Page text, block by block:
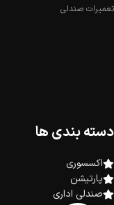
تعمیرات صندلی
دسته بندی ها
اکسسوری
پارتیشن
صندلی اداری